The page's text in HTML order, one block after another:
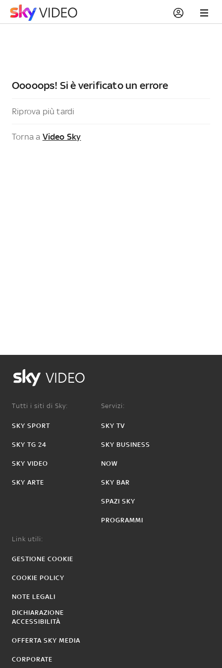
Ooooops! Si è verificato un errore
Riprova più tardi
Torna a Video Sky
VIDEO
Tutti i siti di Sky:
SKY SPORT
SKY TG 24
SKY VIDEO
SKY ARTE
Servizi:
SKY TV
SKY BUSINESS
NOW
SKY BAR
SPAZI SKY
PROGRAMMI
Link utili:
GESTIONE COOKIE
COOKIE POLICY
NOTE LEGALI
DICHIARAZIONE
ACCESSIBILITÀ
OFFERTA SKY MEDIA
CORPORATE